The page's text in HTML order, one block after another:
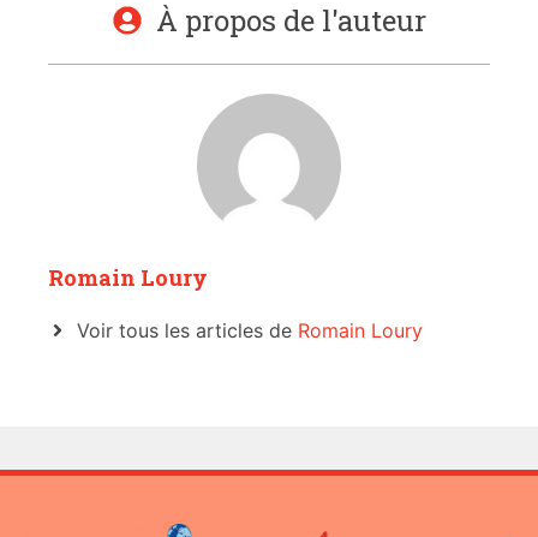
À propos de l'auteur
Romain Loury
Voir tous les articles de Romain Loury